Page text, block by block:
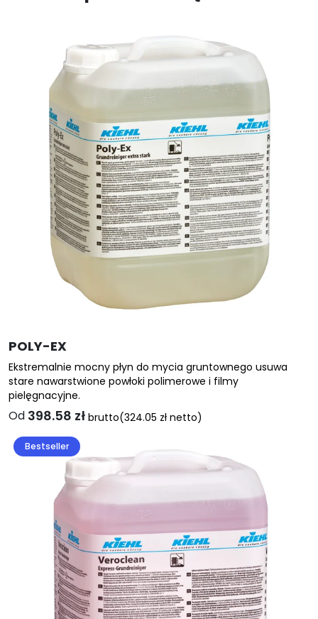
POLY-EX
Ekstremalnie mocny płyn do mycia gruntownego usuwa
stare nawarstwione powłoki polimerowe i filmy
pielęgnacyjne.
Od 398.58 zł brutto(324.05 zł netto)
ma
wariantów.
można
wybrać
na
stronie
produktu
Bestseller